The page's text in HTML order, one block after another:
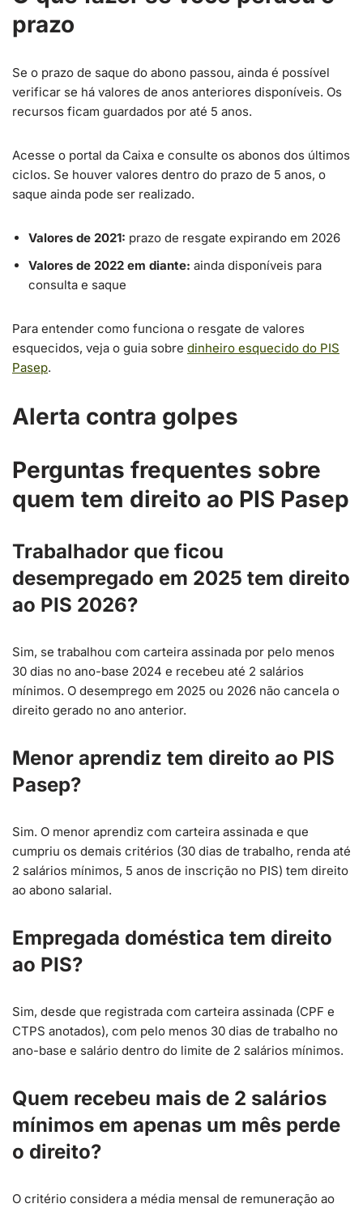
prazo
Se o prazo de saque do abono passou, ainda é possível
verificar se há valores de anos anteriores disponíveis. Os
recursos ficam guardados por até 5 anos.
Acesse o portal da Caixa e consulte os abonos dos últimos
ciclos. Se houver valores dentro do prazo de 5 anos, o
saque ainda pode ser realizado.
Valores de 2021: prazo de resgate expirando em 2026
Valores de 2022 em diante: ainda disponíveis para
consulta e saque
Para entender como funciona o resgate de valores
esquecidos, veja o guia sobre dinheiro esquecido do PIS
Pasep.
Alerta contra golpes
Perguntas frequentes sobre
quem tem direito ao PIS Pasep
Trabalhador que ficou
desempregado em 2025 tem direito
ao PIS 2026?
Sim, se trabalhou com carteira assinada por pelo menos
30 dias no ano-base 2024 e recebeu até 2 salários
mínimos. O desemprego em 2025 ou 2026 não cancela o
direito gerado no ano anterior.
Menor aprendiz tem direito ao PIS
Pasep?
Sim. O menor aprendiz com carteira assinada e que
cumpriu os demais critérios (30 dias de trabalho, renda até
2 salários mínimos, 5 anos de inscrição no PIS) tem direito
ao abono salarial.
Empregada doméstica tem direito
ao PIS?
Sim, desde que registrada com carteira assinada (CPF e
CTPS anotados), com pelo menos 30 dias de trabalho no
ano-base e salário dentro do limite de 2 salários mínimos.
Quem recebeu mais de 2 salários
mínimos em apenas um mês perde
o direito?
O critério considera a média mensal de remuneração ao